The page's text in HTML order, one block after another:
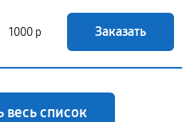
1000 р Заказать
весь список